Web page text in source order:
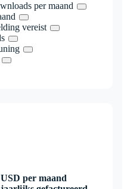
per maand
vereist
USD per maand